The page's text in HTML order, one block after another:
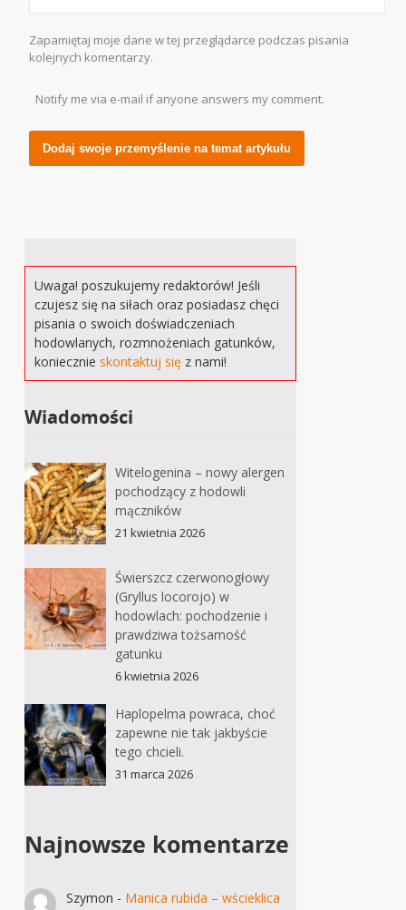
Zapamiętaj moje dane w tej przeglądarce podczas pisania
kolejnych komentarzy.
Notify me via e-mail if anyone answers my comment.
Uwaga! poszukujemy redaktorów! Jeśli
czujesz się na siłach oraz posiadasz chęci
pisania o swoich doświadczeniach
hodowlanych, rozmnożeniach gatunków,
koniecznieskontaktuj się z nami!
Wiadomości
Witelogenina – nowy alergen
pochodzący z hodowli
mączników
21 kwietnia 2026
Świerszcz czerwonogłowy
(Gryllus locorojo) w
hodowlach: pochodzenie i
prawdziwa tożsamość
gatunku
6 kwietnia 2026
Haplopelma powraca, choć
zapewne nie tak jakbyście
tego chcieli.
31 marca 2026
Najnowsze komentarze
Szymon - Manica rubida – wścieklica